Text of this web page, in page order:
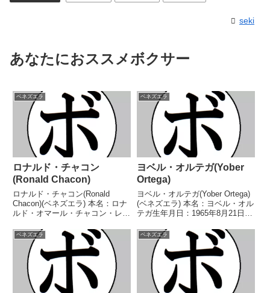
seki
あなたにおススメボクサー
ベネズエラ
ロナルド・チャコン
(Ronald Chacon)
ロナルド・チャコン(Ronald
Chacon)(ベネズエラ) 本名：ロナ
ルド・オマール・チャコン・レオ
籍：ベネズエラ戦績：39戦35勝
(26KO)3敗1分 【獲得タイトル】
なし 【戦歴】2016/04/0...
ベネズエラ
ヨベル・オルテガ(Yober
Ortega)
ヨベル・オルテガ(Yober Ortega)
(ベネズエラ) 本名：ヨベル・オル
テガ生年月日：1965年8月21日国
(24KO)6敗3分 【獲得タイトル】
ベネズエラスーパーバンタム級王
座ベネズエラスーパーバンタ...
ベネズエラ ベネズエラ